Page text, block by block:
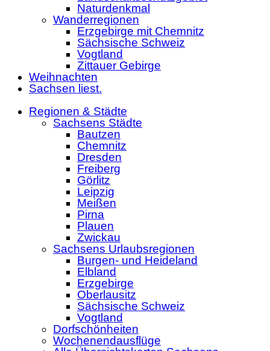
Naturdenkmal
Wanderregionen
Erzgebirge mit Chemnitz
Sächsische Schweiz
Vogtland
Zittauer Gebirge
Weihnachten
Sachsen liest.
Regionen & Städte
Sachsens Städte
Bautzen
Chemnitz
Dresden
Freiberg
Görlitz
Leipzig
Meißen
Pirna
Plauen
Zwickau
Sachsens Urlaubsregionen
Burgen- und Heideland
Elbland
Erzgebirge
Oberlausitz
Sächsische Schweiz
Vogtland
Dorfschönheiten
Wochenendausflüge